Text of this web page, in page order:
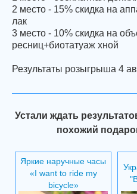
2 место - 15% скидка на
лак
3 место - 10% скидка на
ресниц+биотатуаж хной
Результаты розыгрыша 4
Устали ждать
похожий
Яркие наручные часы
«I want to ride my
bicycle»